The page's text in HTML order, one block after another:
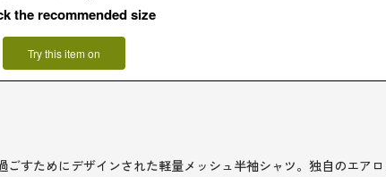
the recommended size
Try this item on
ごすためにデザインされた軽量メッシュ半袖シャツ。独自のエア